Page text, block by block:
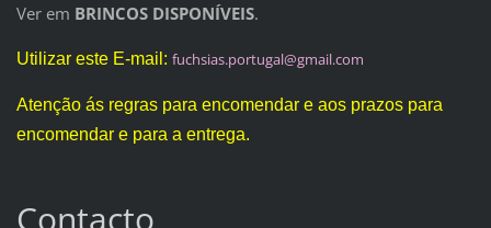
Ver em BRINCOS DISPONÍVEIS.
Utilizar este E-mail: fuchsias.portugal@gmail.com
Atenção ás regras para encomendar e aos prazos para
encomendar e para a entrega.
Contacto